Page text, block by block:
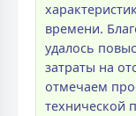
времени.
удалось
затраты на
отмечаем
технической